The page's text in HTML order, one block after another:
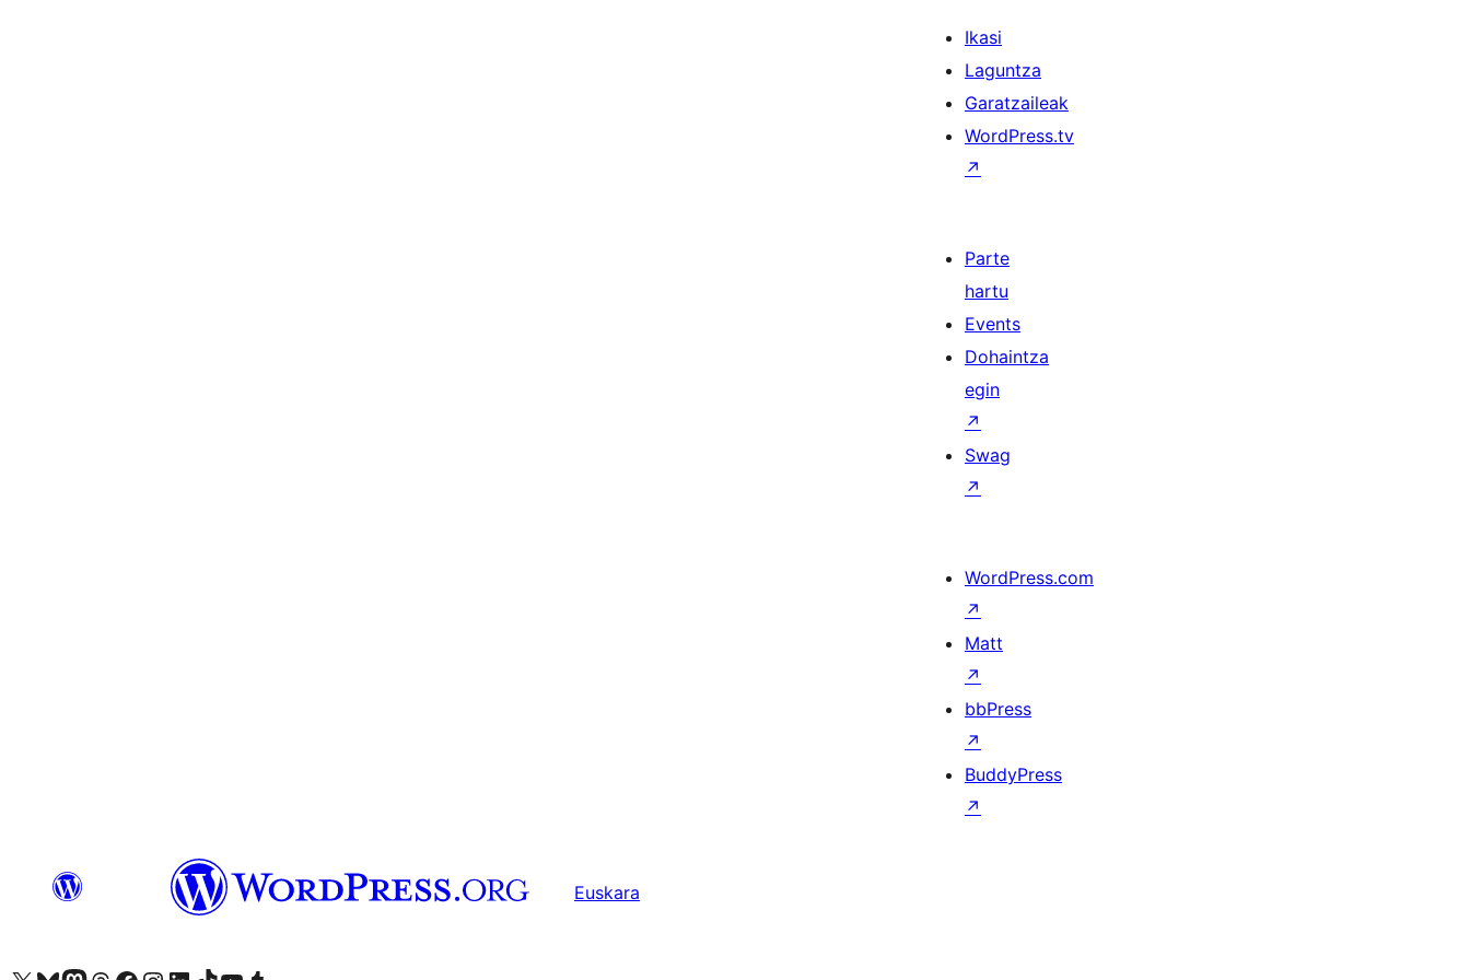
Ikasi
Laguntza
Garatzaileak
WordPress.tv
↗
Parte
hartu
Events
Dohaintza
egin
↗
Swag
↗
WordPress.com
↗
Matt
↗
bbPress
↗
BuddyPress
↗
Euskara